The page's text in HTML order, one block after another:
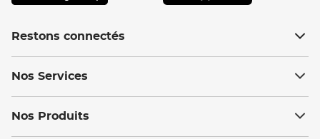
Restons connectés
Nos Services
Nos Produits